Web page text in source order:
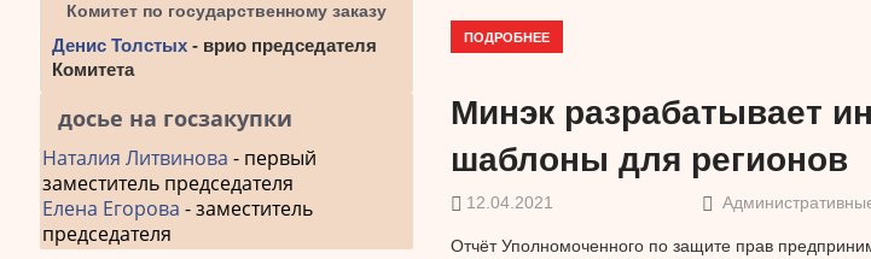
ПОДРОБНЕЕ
Минэк разрабатывает
шаблоны для регионов
12.04.2021
Отчёт Уполномоченного по защите прав
Комитет по государственному заказу
Денис Толстых - врио председателя
Комитета
досье на госзакупки
Наталия Литвинова - первый
заместитель председателя
Елена Егорова - заместитель
председателя